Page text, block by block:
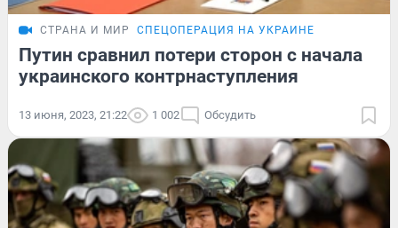
СТРАНА И МИР СПЕЦОПЕРАЦИЯ НА УКРАИНЕ
Путин сравнил потери сторон с начала
украинского контрнаступления
13 июня, 2023, 21:22 1 002 Обсудить